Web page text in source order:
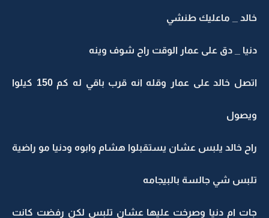
خالد _ ماعليك طنشي
دنيا _ دق على عمار الوقت راح شوف وينه
اتصل خالد على عمار وقله انه قرب باقي له كم 150 كيلوا
ويصول
راح خالد يلبس عشان يستقبلوا هشام وابوه ودنيا مو راضية
تلبس شي جالسة بالبيجامه
جات ام دنيا وصرخت عليها عشان تلبس لكن رفضت كانت